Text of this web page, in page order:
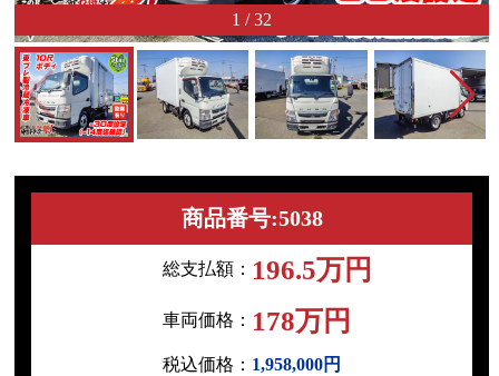
1 /32
商品番号:5038
総支払額： 196.5万円
車両価格： 178万円
税込価格： 1,958,000円